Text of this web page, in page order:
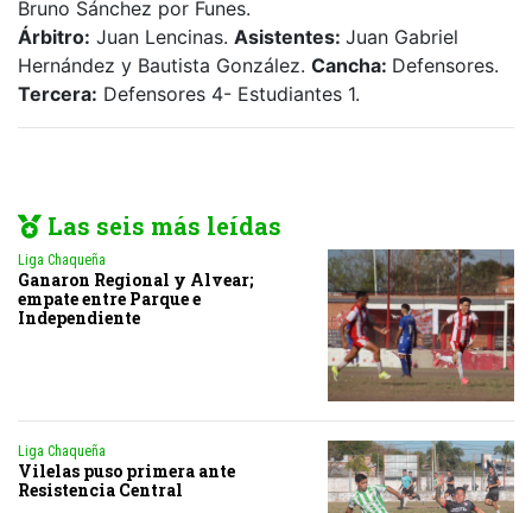
Bruno Sánchez por Funes.
Árbitro: Juan Lencinas. Asistentes: Juan Gabriel
Hernández y Bautista González. Cancha: Defensores.
Tercera: Defensores 4- Estudiantes 1.
Las seis más leídas
Liga Chaqueña
Ganaron Regional y Alvear;
empate entre Parque e
Independiente
Liga Chaqueña
Vilelas puso primera ante
Resistencia Central